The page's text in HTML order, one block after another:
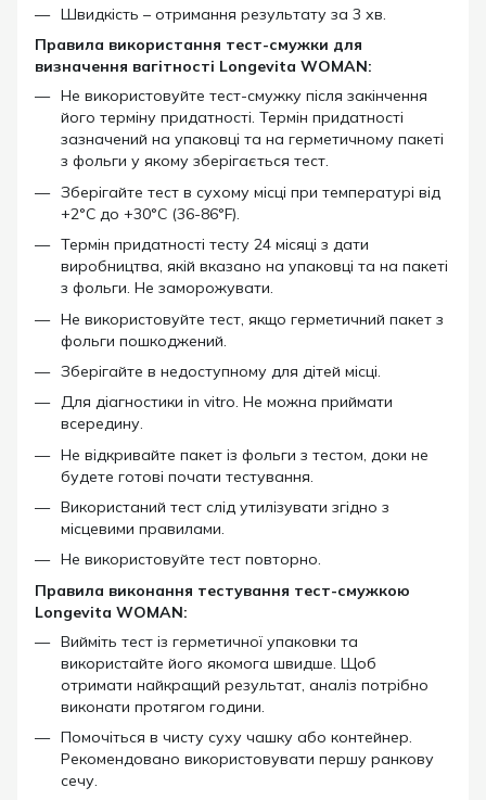
Швидкість – отримання результату за 3 хв.
Правила використання тест-смужки для
визначення вагітності Longevita WOMAN:
Не використовуйте тест-смужку після закінчення
його терміну придатності. Термін придатності
зазначений на упаковці та на герметичному пакеті
з фольги у якому зберігається тест.
Зберігайте тест в сухому місці при температурі від
+2°C до +30°C (36-86°F).
Термін придатності тесту 24 місяці з дати
виробництва, якій вказано на упаковці та на пакеті
з фольги. Не заморожувати.
Не використовуйте тест, якщо герметичний пакет з
фольги пошкоджений.
Зберігайте в недоступному для дітей місці.
Для діагностики in vitro. Не можна приймати
всередину.
Не відкривайте пакет із фольги з тестом, доки не
будете готові почати тестування.
Використаний тест слід утилізувати згідно з
місцевими правилами.
Не використовуйте тест повторно.
Правила виконання тестування тест-смужкою
Longevita WOMAN:
Вийміть тест із герметичної упаковки та
використайте його якомога швидше. Щоб
отримати найкращий результат, аналіз потрібно
виконати протягом години.
Помочіться в чисту суху чашку або контейнер.
Рекомендовано використовувати першу ранкову
сечу.